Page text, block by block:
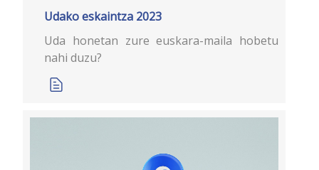
Udako eskaintza 2023
Uda honetan zure euskara-maila hobetu
nahi duzu?